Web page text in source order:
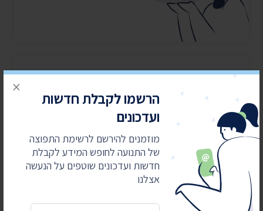
הרשמו לקבלת חדשות
ועדכונים
מוזמנים להירשם לרשימת התפוצה
של התנועה לחופש המידע לקבלת
חדשות ועדכונים שוטפים על הנעשה
אצלנו
× קבצים מצורפים
רשימת הבקשות לעיון
הנחיות עיון
המענה לבקשת המידע